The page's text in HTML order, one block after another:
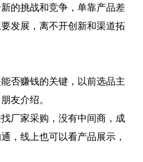
的挑战和竞争，单靠产品差
发展，离不开创新和渠道拓
否赚钱的关键，以前选品主
友介绍。
厂家采购，没有中间商，成
，线上也可以看产品展示，